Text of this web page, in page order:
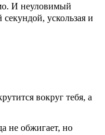
И неуловимый
ускользая и
вокруг тебя, а
не обжигает, но